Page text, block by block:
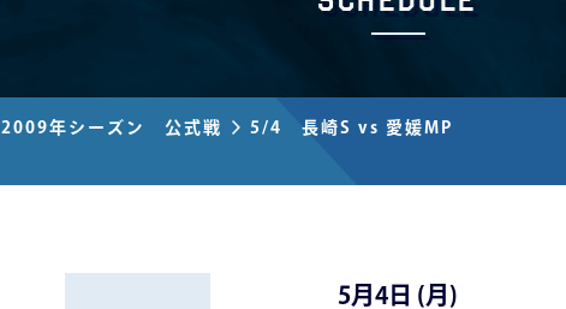
2009年シーズン 公式戦 5/4 長崎S vs 愛媛MP
5月4日 (月 )